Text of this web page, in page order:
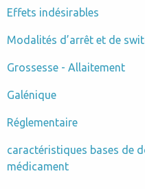
Effets indésirables
Modalités d’arrêt et de
Grossesse - Allaitement
Galénique
Réglementaire
caractéristiques bases de
médicament